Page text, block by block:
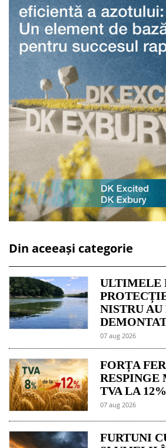
Din aceeași categorie
ULTIMELE
NISTRU AU
07 aug 2026
FORȚA
RESPINGE
TVA LA 12%
07 aug 2026
FURTUNI